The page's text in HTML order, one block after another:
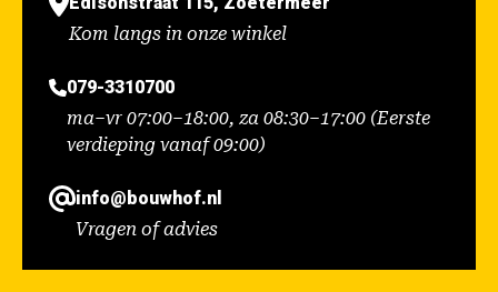
Kom langs in onze winkel
079-3310700
ma–vr 07:00–18:00, za 08:30–17:00 (Eerste
verdieping vanaf 09:00)
info@bouwhof.nl
Vragen of advies